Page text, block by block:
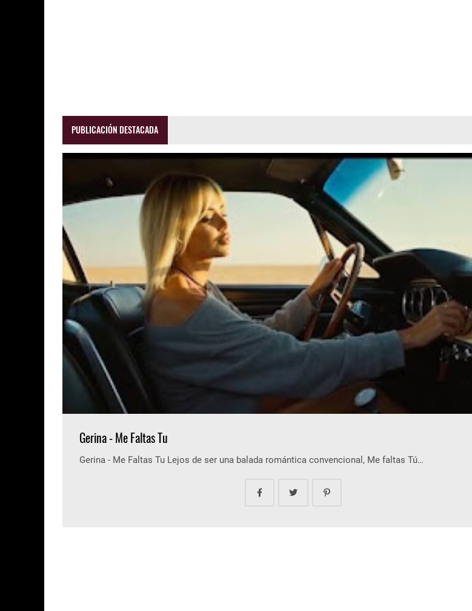
PUBLICACIÓN DESTACADA
Gerina - Me Faltas Tu
Gerina - Me Faltas Tu Lejos de ser una balada romántica convencional, Me faltas Tú…